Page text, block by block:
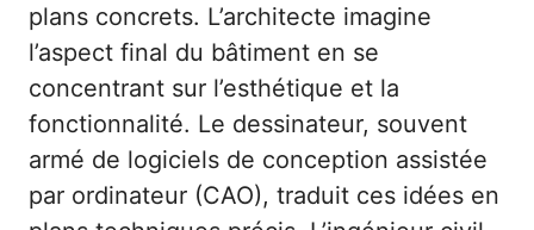
plans concrets. L’architecte imagine
l’aspect final du bâtiment en se
concentrant sur l’esthétique et la
fonctionnalité. Le dessinateur, souvent
armé de logiciels de conception assistée
par ordinateur (CAO), traduit ces idées en